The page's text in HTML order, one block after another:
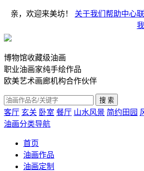
亲，欢迎来美坊！ 关于我们 帮助中心
博物馆收藏级油画
职业油画家纯手绘作品
欧美艺术画廊机构合作伙伴
客厅 玄关 卧室 餐厅 山水风景 简约田园
油画分类导航
首页
油画作品
油画定制